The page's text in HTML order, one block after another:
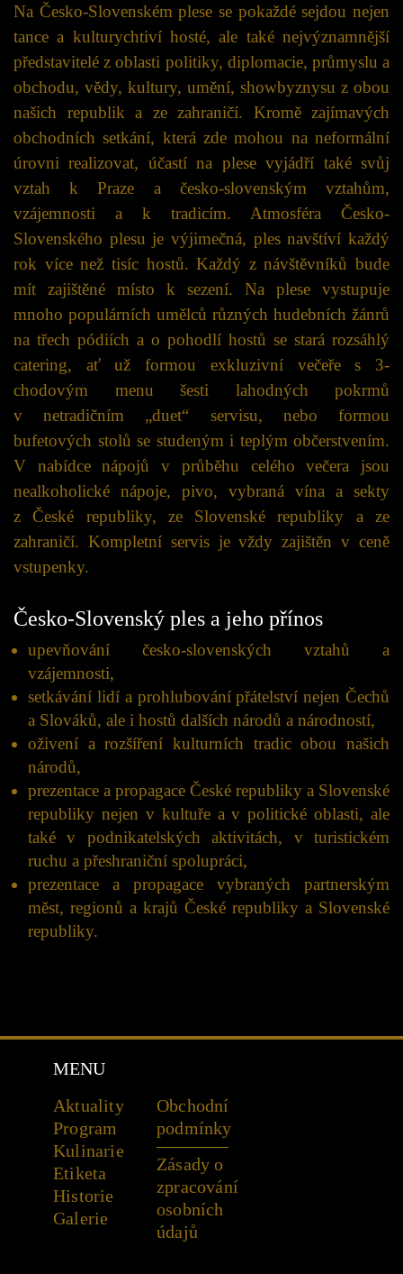
Na Česko-Slovenském plese se pokaždé sejdou nejen
tance a kulturychtiví hosté, ale také nejvýznamnější
představitelé z oblasti politiky, diplomacie, průmyslu a
obchodu, vědy, kultury, umění, showbyznysu z obou
našich republik a ze zahraničí. Kromě zajímavých
obchodních setkání, která zde mohou na neformální
úrovni realizovat, účastí na plese vyjádří také svůj
vztah k Praze a česko-slovenským vztahům,
vzájemnosti a k tradicím. Atmosféra Česko-
Slovenského plesu je výjimečná, ples navštíví každý
rok více než tisíc hostů. Každý z návštěvníků bude
mít zajištěné místo k sezení. Na plese vystupuje
mnoho populárních umělců různých hudebních žánrů
na třech pódiích a o pohodlí hostů se stará rozsáhlý
catering, ať už formou exkluzivní večeře s 3-
chodovým menu šesti lahodných pokrmů
v netradičním „duet“ servisu, nebo formou
bufetových stolů se studeným i teplým občerstvením.
V nabídce nápojů v průběhu celého večera jsou
nealkoholické nápoje, pivo, vybraná vína a sekty
z České republiky, ze Slovenské republiky a ze
zahraničí. Kompletní servis je vždy zajištěn v ceně
vstupenky.
Česko-Slovenský ples a jeho přínos
upevňování česko-slovenských vztahů a
vzájemnosti,
setkávání lidí a prohlubování přátelství nejen Čechů
a Slováků, ale i hostů dalších národů a národností,
oživení a rozšíření kulturních tradic obou našich
národů,
prezentace a propagace České republiky a Slovenské
republiky nejen v kultuře a v politické oblasti, ale
také v podnikatelských aktivitách, v turistickém
ruchu a přeshraniční spolupráci,
prezentace a propagace vybraných partnerským
měst, regionů a krajů České republiky a Slovenské
republiky.
MENU
Aktuality
Program
Kulinarie
Etiketa
Historie
Galerie
Obchodní
podmínky
Zásady o
zpracování
osobních
údajů